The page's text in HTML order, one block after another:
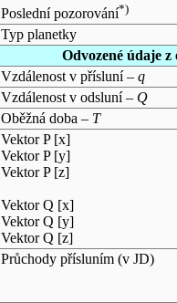
Poslední pozorování*)
Typ planetky
Odvozené údaje
Vzdálenost v přísluní –q
Vzdálenost v odsluní – Q
Oběžná doba – T
Vektor P [x]
Vektor P [y]
Vektor P [z]
Vektor Q [x]
Vektor Q [y]
Vektor Q [z]
Průchody přísluním (vJD)